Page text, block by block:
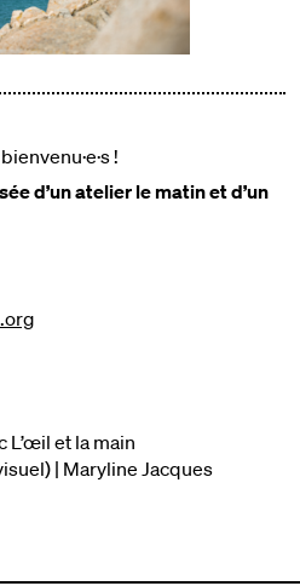
!
d’un atelier le matin et d’un
L’œil et la main
| Maryline Jacques